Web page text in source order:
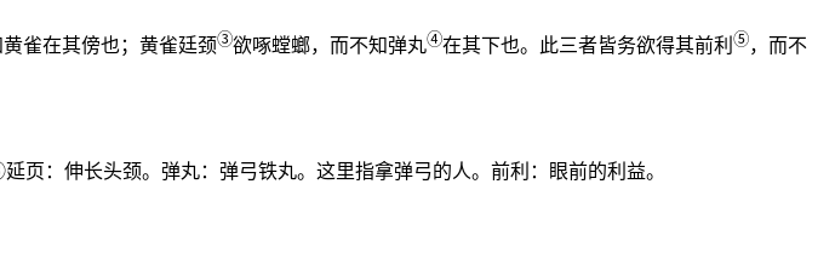
雀在其傍也；黄雀廷颈③欲啄螳螂，而不知弹丸④在其下也。此三者皆务欲得其前利 ⑤，而不
：伸长头颈。弹丸：弹弓铁丸。这里指拿弹弓的人。前利：眼前的利益。